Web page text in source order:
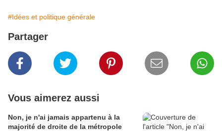
#Idées et politique générale
Partager
Vous aimerez aussi
Non, je n'ai jamais appartenu à la
majorité de droite de la métropole